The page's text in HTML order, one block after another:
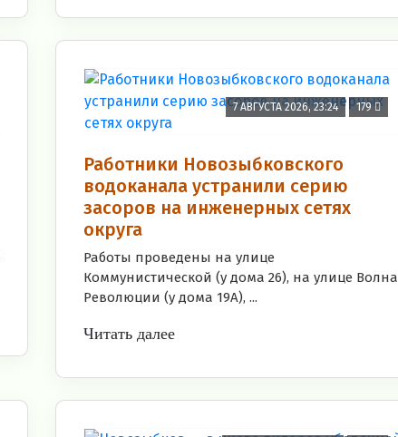
7 АВГУСТА 2026, 23:24 179
Работники Новозыбковского
водоканала устранили серию
засоров на инженерных сетях
округа
Работы проведены на улице
Коммунистической (у дома 26), на улице Волна
Революции (у дома 19А), ...
Читать далее